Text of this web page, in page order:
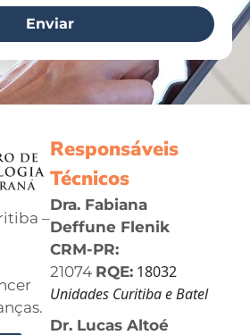
Enviar
–
Responsáveis
Técnicos
Dra. Fabiana
Deffune Flenik
CRM-PR:
21074 RQE: 18032
Unidades Curitiba e Batel
Dr. Lucas Altoé